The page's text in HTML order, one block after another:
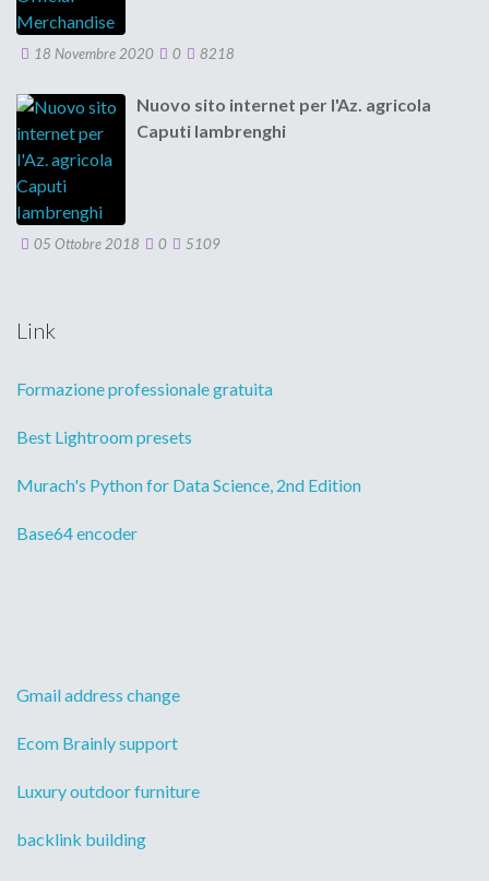
18 Novembre 2020 0 8218
Nuovo sito internet per l'Az. agricola
Caputi Iambrenghi
05 Ottobre 2018 0 5109
Link
Formazione professionale gratuita
Best Lightroom presets
Murach's Python for Data Science, 2nd Edition
Base64 encoder
Gmail address change
Ecom Brainly support
Luxury outdoor furniture
backlink building